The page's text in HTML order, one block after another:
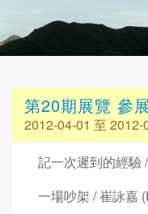
第20期展覽 參
2012-04-01 至 2012-
記一次遲到的經驗
一場吵架 / 崔詠嘉